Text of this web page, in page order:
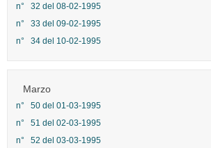
n° 32 del 08-02-1995
n° 33 del 09-02-1995
n° 34 del 10-02-1995
Marzo
n° 50 del 01-03-1995
n° 51 del 02-03-1995
n° 52 del 03-03-1995